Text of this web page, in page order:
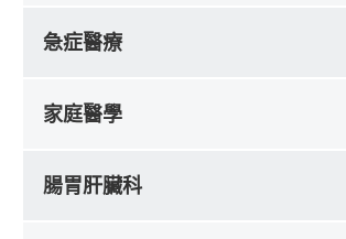
急症醫療
家庭醫學
腸胃肝臟科